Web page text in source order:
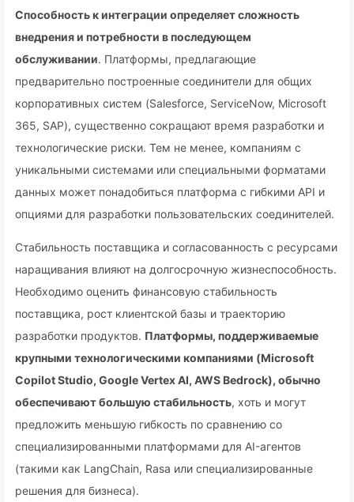
Способность к интеграции определяет сложность
внедрения и потребности в последующем
обслуживании. Платформы, предлагающие
предварительно построенные соединители для общих
корпоративных систем (Salesforce, ServiceNow, Microsoft
365, SAP), существенно сокращают время разработки и
технологические риски. Тем не менее, компаниям с
уникальными системами или специальными форматами
данных может понадобиться платформа с гибкими API и
опциями для разработки пользовательских соединителей.
Стабильность поставщика и согласованность с ресурсами
наращивания влияют на долгосрочную жизнеспособность.
Необходимо оценить финансовую стабильность
поставщика, рост клиентской базы и траекторию
разработки продуктов. Платформы, поддерживаемые
крупными технологическими компаниями (Microsoft
Copilot Studio, Google Vertex AI, AWS Bedrock), обычно
обеспечивают большую стабильность, хоть и могут
предложить меньшую гибкость по сравнению со
специализированными платформами для AI-агентов
(такими как LangChain, Rasa или специализированные
решения для бизнеса).